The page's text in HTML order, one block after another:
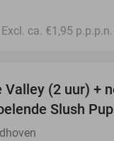
Excl. ca. €1,95
Valley (2 uur) +
Slush